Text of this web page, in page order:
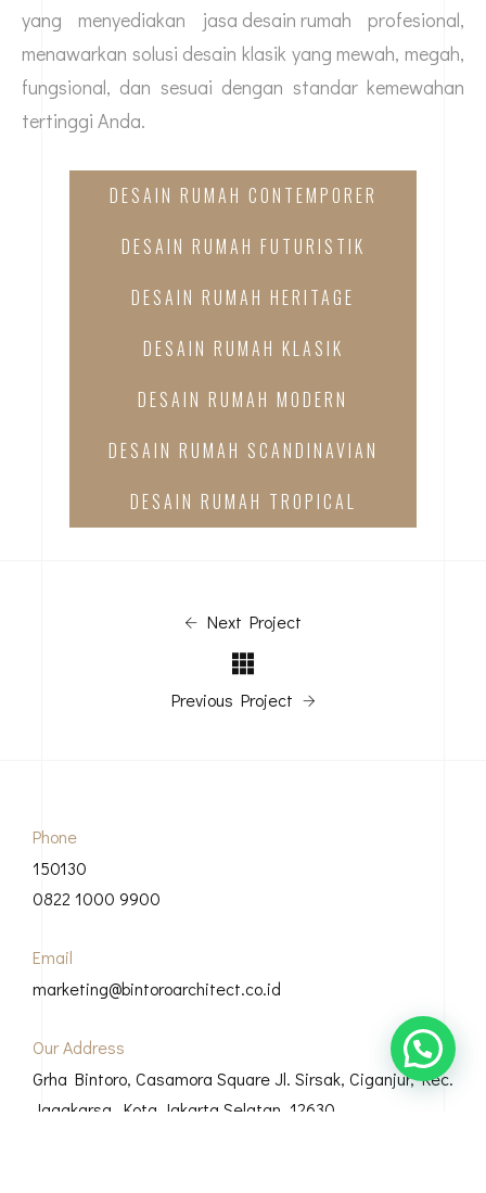
yang menyediakan jasa desain rumah profesional,
menawarkan solusi desain klasik yang mewah, megah,
fungsional, dan sesuai dengan standar kemewahan
tertinggi Anda.
DESAIN RUMAH CONTEMPORER
DESAIN RUMAH FUTURISTIK
DESAIN RUMAH HERITAGE
DESAIN RUMAH KLASIK
DESAIN RUMAH MODERN
DESAIN RUMAH SCANDINAVIAN
DESAIN RUMAH TROPICAL
Next Project
Previous Project
Phone
150130
0822 1000 9900
Email
marketing@bintoroarchitect.co.id
Our Address
Grha Bintoro, Casamora Square Jl. Sirsak, Ciganjur, Kec.
Jagakarsa, Kota Jakarta Selatan, 12630